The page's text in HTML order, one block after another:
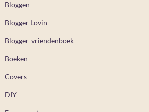
Bloggen
Blogger Lovin
Blogger-vriendenboek
Boeken
Covers
DIY